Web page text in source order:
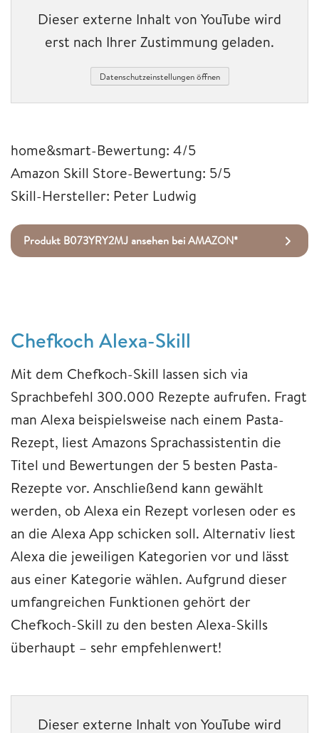
Dieser externe Inhalt von YouTube wird
erst nach Ihrer Zustimmung geladen.
Datenschutzeinstellungen öffnen
home&smart-Bewertung: 4/5
Amazon Skill Store-Bewertung: 5/5
Skill-Hersteller: Peter Ludwig
Produkt B073YRY2MJ ansehen bei AMAZON*
Chefkoch Alexa-Skill
Mit dem Chefkoch-Skill lassen sich via
Sprachbefehl 300.000 Rezepte aufrufen. Fragt
man Alexa beispielsweise nach einem Pasta-
Rezept, liest Amazons Sprachassistentin die
Titel und Bewertungen der 5 besten Pasta-
Rezepte vor. Anschließend kann gewählt
werden, ob Alexa ein Rezept vorlesen oder es
an die Alexa App schicken soll. Alternativ liest
Alexa die jeweiligen Kategorien vor und lässt
aus einer Kategorie wählen. Aufgrund dieser
umfangreichen Funktionen gehört der
Chefkoch-Skill zu den besten Alexa-Skills
überhaupt – sehr empfehlenwert!
Dieser externe Inhalt von YouTube wird